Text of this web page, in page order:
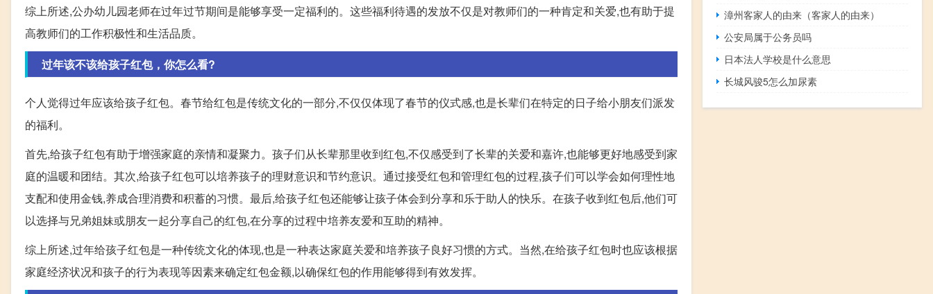
综上所述,公办幼儿园老师在过年过节期间是能够享受一定福利的。这些福利待遇的发放不仅是对教师们的一种肯定和关爱,也有助于提
高教师们的工作积极性和生活品质。
过年该不该给孩子红包，你怎么看?
个人觉得过年应该给孩子红包。春节给红包是传统文化的一部分,不仅仅体现了春节的仪式感,也是长辈们在特定的日子给小朋友们派发
的福利。
首先,给孩子红包有助于增强家庭的亲情和凝聚力。孩子们从长辈那里收到红包,不仅感受到了长辈的关爱和嘉许,也能够更好地感受到家
庭的温暖和团结。其次,给孩子红包可以培养孩子的理财意识和节约意识。通过接受红包和管理红包的过程,孩子们可以学会如何理性地
支配和使用金钱,养成合理消费和积蓄的习惯。最后,给孩子红包还能够让孩子体会到分享和乐于助人的快乐。在孩子收到红包后,他们可
以选择与兄弟姐妹或朋友一起分享自己的红包,在分享的过程中培养友爱和互助的精神。
综上所述,过年给孩子红包是一种传统文化的体现,也是一种表达家庭关爱和培养孩子良好习惯的方式。当然,在给孩子红包时也应该根据
家庭经济状况和孩子的行为表现等因素来确定红包金额,以确保红包的作用能够得到有效发挥。
漳州客家人的由来（客家人的由来）
公安局属于公务员吗
日本法人学校是什么意思
长城风骏5怎么加尿素